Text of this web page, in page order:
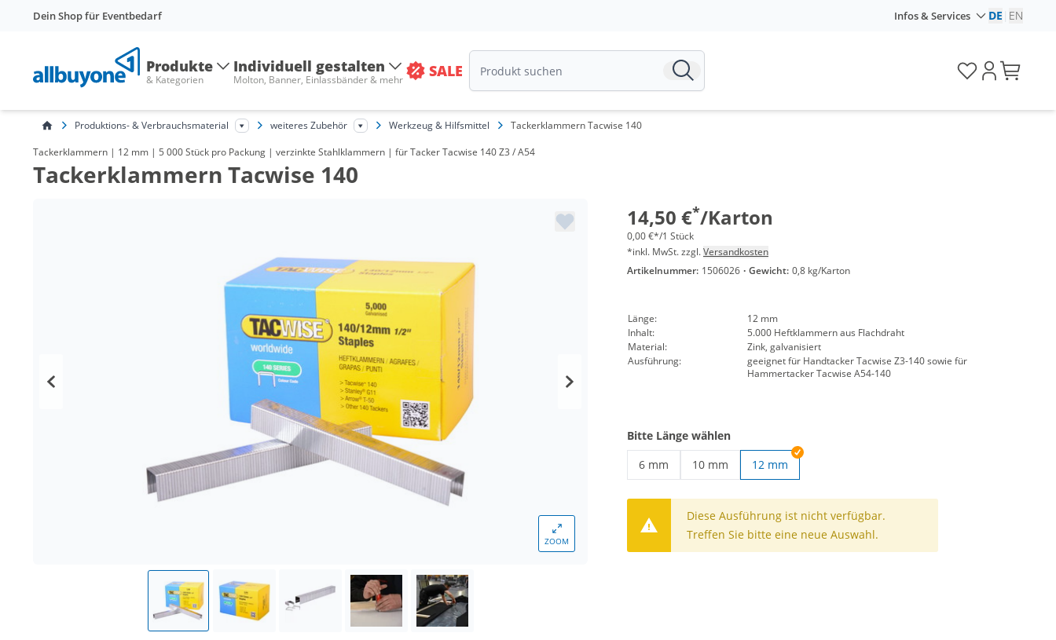
Dein Shop für Eventbedarf Infos & Services DE EN
Produkte
& Kategorien
Individuell gestalten
Molton, Banner, Einlassbänder & mehr SALE
Produktions- & Verbrauchsmaterial weiteres Zubehör Werkzeug & Hilfsmittel Tackerklammern Tacwise 140
Tackerklammern | 12 mm | 5 000 Stück pro Packung | verzinkte Stahlklammern | für Tacker Tacwise 140 Z3 / A54
Tackerklammern Tacwise 140
ZOOM
14,50 €*/Karton
0,00 €*/1 Stück
*inkl. MwSt. zzgl.Versandkosten
Artikelnummer: 1506026 · Gewicht: 0,8 kg/Karton
Länge:
12 mm
Inhalt:
5.000 Heftklammern aus Flachdraht
Material:
Zink, galvanisiert
Ausführung:
geeignet für Handtacker Tacwise Z3-140 sowie für
Hammertacker Tacwise A54-140
Bitte Länge wählen
6 mm
10 mm
12 mm
Diese Ausführung ist nicht verfügbar.
Treffen Sie bitte eine neue Auswahl.